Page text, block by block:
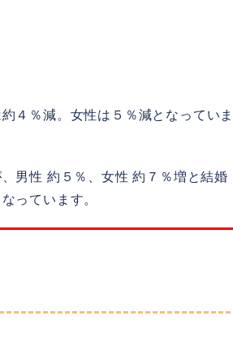
４％減。女性は５％減となっていま
男性 約５％、女性 約７％増と結婚
っています。